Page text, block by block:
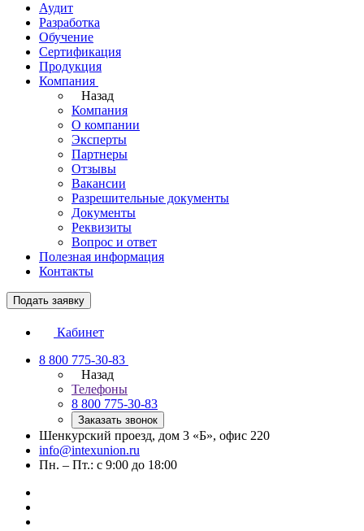
Аудит
Разработка
Обучение
Сертификация
Продукция
Компания
Назад
Компания
О компании
Эксперты
Партнеры
Отзывы
Вакансии
Разрешительные документы
Документы
Реквизиты
Вопрос и ответ
Полезная информация
Контакты
Подать заявку
Кабинет
8 800 775-30-83
Назад
Телефоны
8 800 775-30-83
Заказать звонок
Шенкурский проезд, дом 3 «Б», офис 220
info@intexunion.ru
Пн. – Пт.: с 9:00 до 18:00